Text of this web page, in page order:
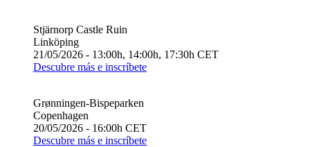
Stjärnorp Castle Ruin
Linköping
21/05/2026 - 13:00h, 14:00h, 17:30h CET
Descubre más e inscríbete
Grønningen-Bispeparken
Copenhagen
20/05/2026 - 16:00h CET
Descubre más e inscríbete